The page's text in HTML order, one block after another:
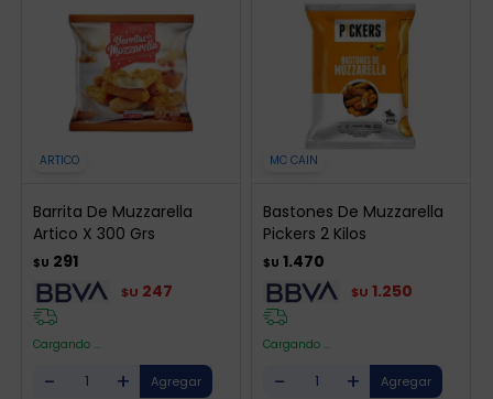
ARTICO
Barrita De Muzzarella
Artico X 300 Grs
$U 291
$U 247
Cargando ...
- +
MC CAIN
Bastones De Muzzarella
Pickers 2 Kilos
$U 1.470
$U 1.250
Cargando ...
- +